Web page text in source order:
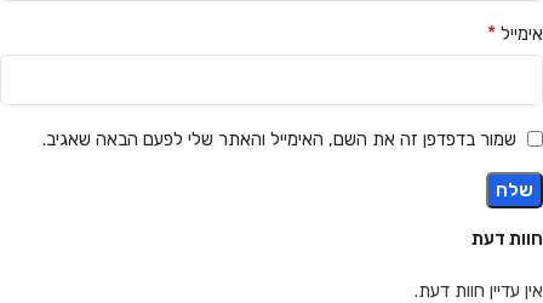
חוות דעת
אין עדיין חוות דעת.
אימייל *
שמור בדפדפן זה את השם, האימייל והאתר שלי לפעם הבאה שאגיב.